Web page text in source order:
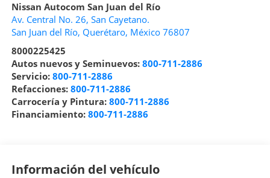
Nissan Autocom San Juan del Río
Av. Central No. 26, San Cayetano.
San Juan del Río, Querétaro, México 76807
8000225425
Autos nuevos y Seminuevos: 800-711-2886
Servicio: 800-711-2886
Refacciones: 800-711-2886
Carrocería y Pintura: 800-711-2886
Financiamiento: 800-711-2886
Información del vehículo